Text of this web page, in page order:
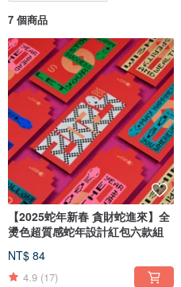
7 個商品
【2025蛇年新春 貪財蛇進來】全
燙色超質感蛇年設計紅包六款組
NT$ 84
4.9 (17)